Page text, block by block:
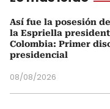
Así fue la posesión
la Espriella
Colombia: Primer
presidencial
08/08/2026